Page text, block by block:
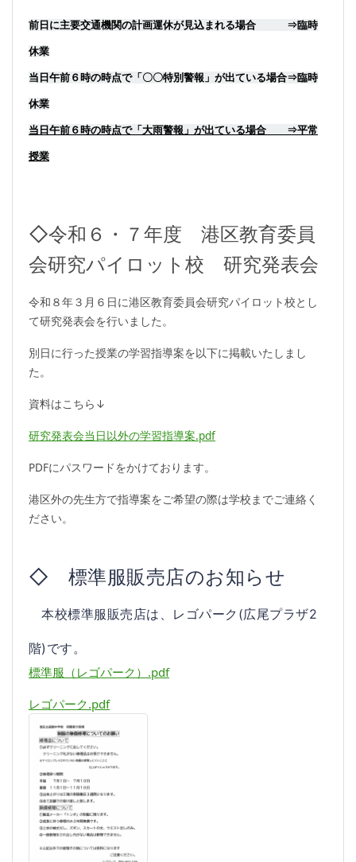
前日に主要交通機関の計画運休が見込まれる場合 ⇒臨時
休業
当日午前６時の時点で「〇〇特別警報」が出ている場合⇒臨時
休業
当日午前６時の時点で「大雨警報」が出ている場合 ⇒平常
授業
◇令和６・７年度 港区教育委員
会研究パイロット校 研究発表会
令和８年３月６日に港区教育委員会研究パイロット校とし
て研究発表会を行いました。
別日に行った授業の学習指導案を以下に掲載いたしまし
た。
資料はこちら↓
研究発表会当日以外の学習指導案.pdf
PDFにパスワードをかけております。
港区外の先生方で指導案をご希望の際は学校までご連絡く
ださい。
◇　標準服販売店のお知らせ
本校標準服販売店は、 レゴパーク(広尾プラザ2
階)です。
標準服（レゴパーク）.pdf
レゴパーク.pdf